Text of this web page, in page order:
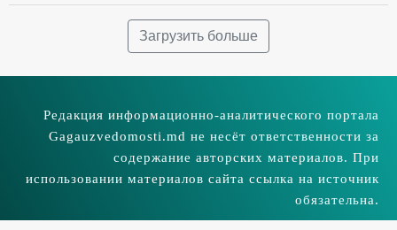
Загрузить больше
Редакция информационно-аналитического портала
Gagauzvedomosti.md не несёт ответственности за
содержание авторских материалов. При
использовании материалов сайта ссылка на источник
обязательна.